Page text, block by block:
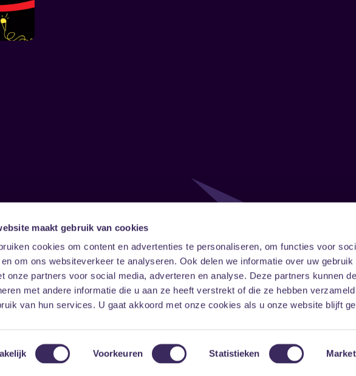
maakt gebruik van cookies
cookies om content en advertenties te personaliseren, om functies voor
en om ons websiteverkeer te analyseren. Ook delen we informatie over uw gebruik
onze partners voor social media, adverteren en analyse. Deze partners kunnen
met andere informatie die u aan ze heeft verstrekt of die ze hebben
van hun services. U gaat akkoord met onze cookies als u onze website blijft
Voorkeuren Statistieken
Follow
FacebookInstagramLinkedIn
Onze